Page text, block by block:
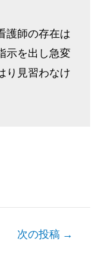
護師の存在は
示を出し急変
り見習わなけ
次の投稿 →